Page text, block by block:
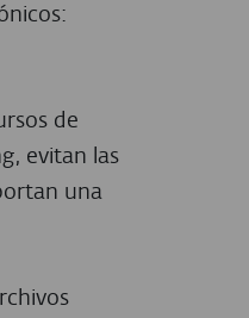
de
evitan las
una